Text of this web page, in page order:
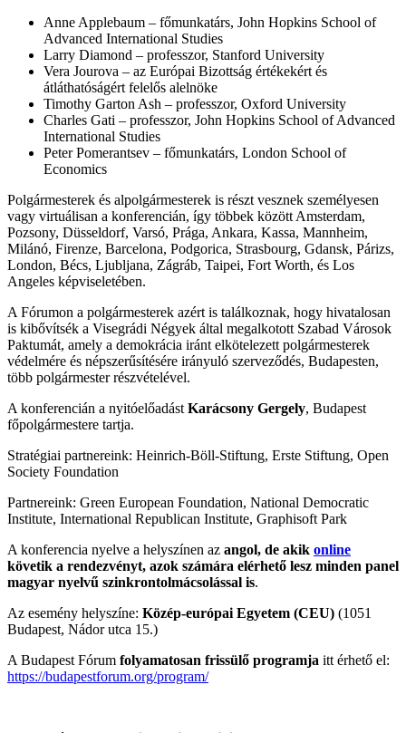
Anne Applebaum – főmunkatárs, John Hopkins School of
Advanced International Studies
Larry Diamond – professzor, Stanford University
Vera Jourova – az Európai Bizottság értékekért és
átláthatóságért felelős alelnöke
Timothy Garton Ash – professzor, Oxford University
Charles Gati – professzor, John Hopkins School of Advanced
International Studies
Peter Pomerantsev – főmunkatárs, London School of
Economics
Polgármesterek és alpolgármesterek is részt vesznek személyesen
vagy virtuálisan a konferencián, így többek között Amsterdam,
Pozsony, Düsseldorf, Varsó, Prága, Ankara, Kassa, Mannheim,
Milánó, Firenze, Barcelona, Podgorica, Strasbourg, Gdansk, Párizs,
London, Bécs, Ljubljana, Zágráb, Taipei, Fort Worth, és Los
Angeles képviseletében.
A Fórumon a polgármesterek azért is találkoznak, hogy hivatalosan
is kibővítsék a Visegrádi Négyek által megalkotott Szabad Városok
Paktumát, amely a demokrácia iránt elkötelezett polgármesterek
védelmére és népszerűsítésére irányuló szerveződés, Budapesten,
több polgármester részvételével.
A konferencián a nyitóelőadást Karácsony Gergely, Budapest
főpolgármestere tartja.
Stratégiai partnereink: Heinrich-Böll-Stiftung, Erste Stiftung, Open
Society Foundation
Partnereink: Green European Foundation, National Democratic
Institute, International Republican Institute, Graphisoft Park
A konferencia nyelve a helyszínen az angol, de akik online
követik a rendezvényt, azok számára elérhető lesz minden panel
magyar nyelvű szinkrontolmácsolással is.
Az esemény helyszíne: Közép-európai Egyetem (CEU) (1051
Budapest, Nádor utca 15.)
A Budapest Fórum folyamatosan frissülő programja itt érhető el:
https://budapestforum.org/program/